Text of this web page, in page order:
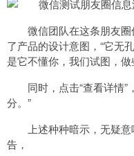
微信团队在这条朋友
了产品的设计意图，“它无
是它不懂你，我们试图，做
同时，点击“查看详情
分。”
上述种种暗示，无疑
告，